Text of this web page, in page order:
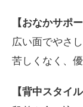
【おなかサポー
広い面でやさ
苦しくなく、
【背中スタイル